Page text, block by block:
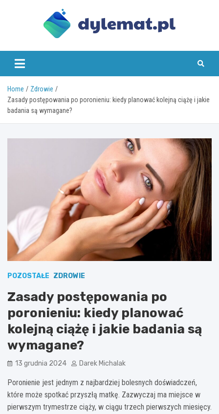
dylemat.pl
Home
Zdrowie
Zasady postępowania po poronieniu: kiedy planować kolejną ciążę i jakie
badania są wymagane?
POZOSTAŁE ZDROWIE
Zasady postępowania po
poronieniu: kiedy planować
kolejną ciążę i jakie badania są
wymagane?
13 grudnia 2024 Darek Michalak
Poronienie jest jednym z najbardziej bolesnych doświadczeń,
które może spotkać przyszłą matkę. Zazwyczaj ma miejsce w
pierwszym trymestrze ciąży, w ciągu trzech pierwszych miesięcy.